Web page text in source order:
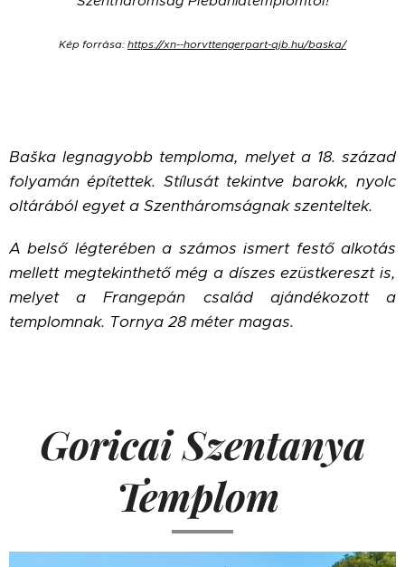
Kép forrása: https://xn--horvttengerpart-qjb.hu/baska/
Baška legnagyobb temploma, melyet a 18. század
folyamán építettek. Stílusát tekintve barokk, nyolc
oltárából egyet a Szentháromságnak szenteltek.
A belső légterében a számos ismert festő alkotás
mellett megtekinthető még a díszes ezüstkereszt is,
melyet a Frangepán család ajándékozott a
templomnak. Tornya 28 méter magas.
Goricai Szentanya
Templom